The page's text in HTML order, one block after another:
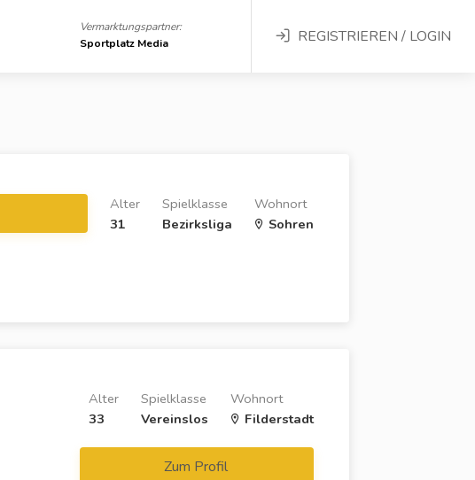
Vermarktungspartner:
Sportplatz Media
REGISTRIEREN / LOGIN
Wohnort
Sohren
Spielklasse
Bezirksliga
Alter
31
Wohnort
Filderstadt
Spielklasse
Vereinslos
Alter
33
Zum Profil